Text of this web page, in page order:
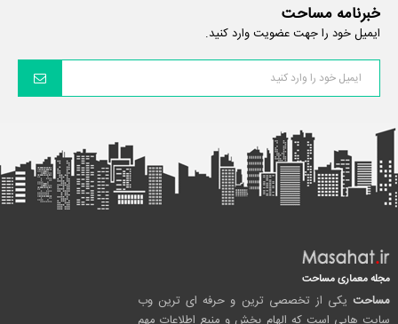
خبرنامه مساحت
ایمیل خود را جهت عضویت وارد کنید.
مجله معماری مساحت
مساحت یکی از تخصصی ترین و حرفه ای ترین وب